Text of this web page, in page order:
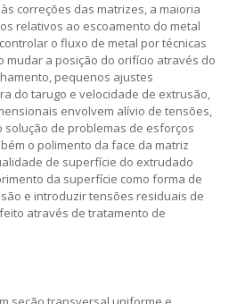
correções das matrizes, a maioria
relativos ao escoamento do metal
o fluxo de metal por técnicas
mudar a posição do orifício através do
pequenos ajustes
do tarugo e velocidade de extrusão,
envolvem alívio de tensões,
solução de problemas de esforços
o polimento da face da matriz
de superfície do extrudado
da superfície como forma de
e introduzir tensões residuais de
através de tratamento de